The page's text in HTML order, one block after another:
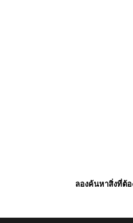
ลองค้นหาสิ่งที่ต้อ